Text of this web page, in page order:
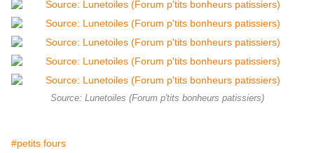
Source: Lunetoiles (Forum p'tits bonheurs patissiers)
#petits fours